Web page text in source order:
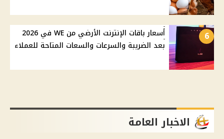
6
أسعار باقات الإنترنت الأرضي من WE في 2026
بعد الضريبة والسرعات والسعات المتاحة للعملاء
الاخبار العامة